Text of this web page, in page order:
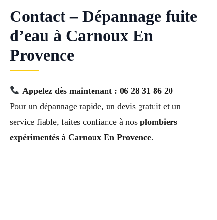
Contact – Dépannage fuite
d’eau à Carnoux En
Provence
Appelez dès maintenant : 06 28 31 86 20
Pour un dépannage rapide, un devis gratuit et un
service fiable, faites confiance à nos plombiers
expérimentés à Carnoux En Provence.